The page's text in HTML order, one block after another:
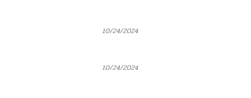
10/24/2024
10/24/2024